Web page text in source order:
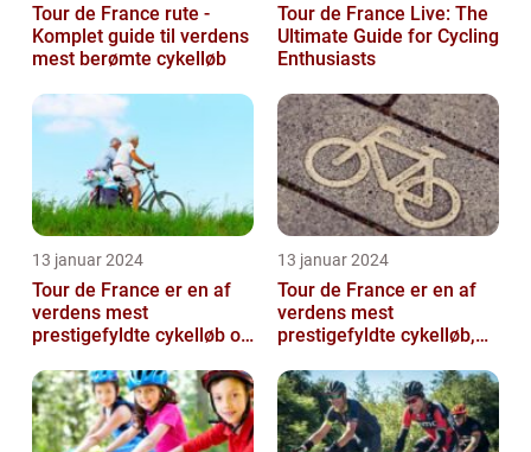
Tour de France rute -
Komplet guide til verdens
mest berømte cykelløb
Tour de France Live: The
Ultimate Guide for Cycling
Enthusiasts
13 januar 2024
Tour de France er en af
verdens mest
prestigefyldte cykelløb og
begivenhed siden ...
13 januar 2024
Tour de France er en af
verdens mest
prestigefyldte cykelløb,
publikum fra...